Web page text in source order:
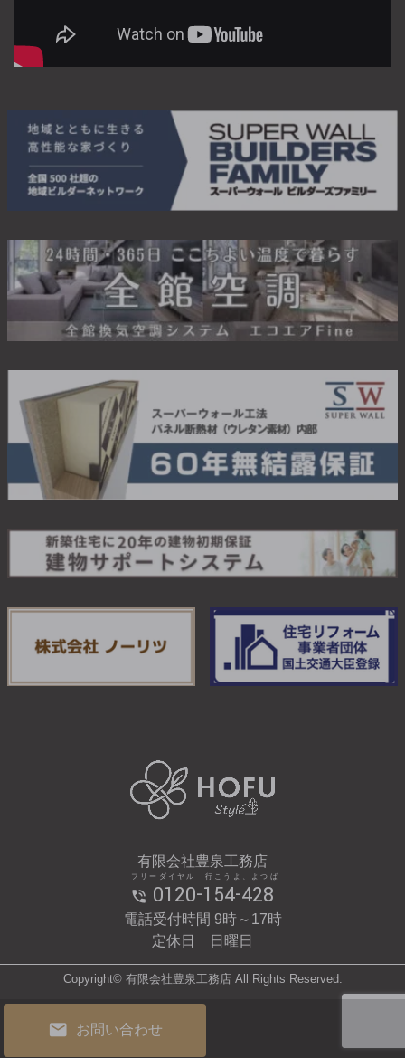
お問い合わせ
有限会社豊泉工務店
0120-154-428
フリーダイヤル 行こうよ、よつば
電話受付時間 9時～17時
定休日 日曜日
Copyright© 有限会社豊泉工務店 All Rights Reserved.